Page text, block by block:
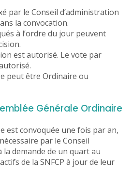
par le Conseil d’administration
la convocation.
à l’ordre du jour peuvent
est autorisé. Le vote par
peut être Ordinaire ou
Générale Ordinaire
est convoquée une fois par an,
par le Conseil
la demande de un quart au
de la SNFCP à jour de leur